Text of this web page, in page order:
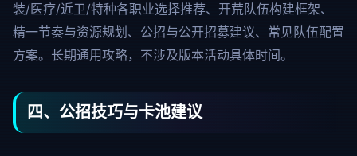
装/医疗/近卫/特种各职业选择推荐、开荒队伍构建框架、
精一节奏与资源规划、公招与公开招募建议、常见队伍配置
方案。长期通用攻略，不涉及版本活动具体时间。
四、公招技巧与卡池建议